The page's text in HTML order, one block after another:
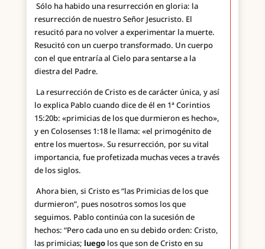
Sólo ha habido una resurrección en gloria: la
resurrección de nuestro Señor Jesucristo. El
resucitó para no volver a experimentar la muerte.
Resucitó con un cuerpo transformado. Un cuerpo
con el que entraría al Cielo para sentarse a la
diestra del Padre.
La resurrección de Cristo es de carácter única, y así
lo explica Pablo cuando dice de él en 1ª Corintios
15:20b: «primicias de los que durmieron es hecho»,
y en Colosenses 1:18 le llama: «el primogénito de
entre los muertos». Su resurrección, por su vital
importancia, fue profetizada muchas veces a través
de los siglos.
Ahora bien, si Cristo es “las Primicias de los que
durmieron”, pues nosotros somos los que
seguimos. Pablo continúa con la sucesión de
hechos: “Pero cada uno en su debido orden: Cristo,
las primicias; luego los que son de Cristo en su